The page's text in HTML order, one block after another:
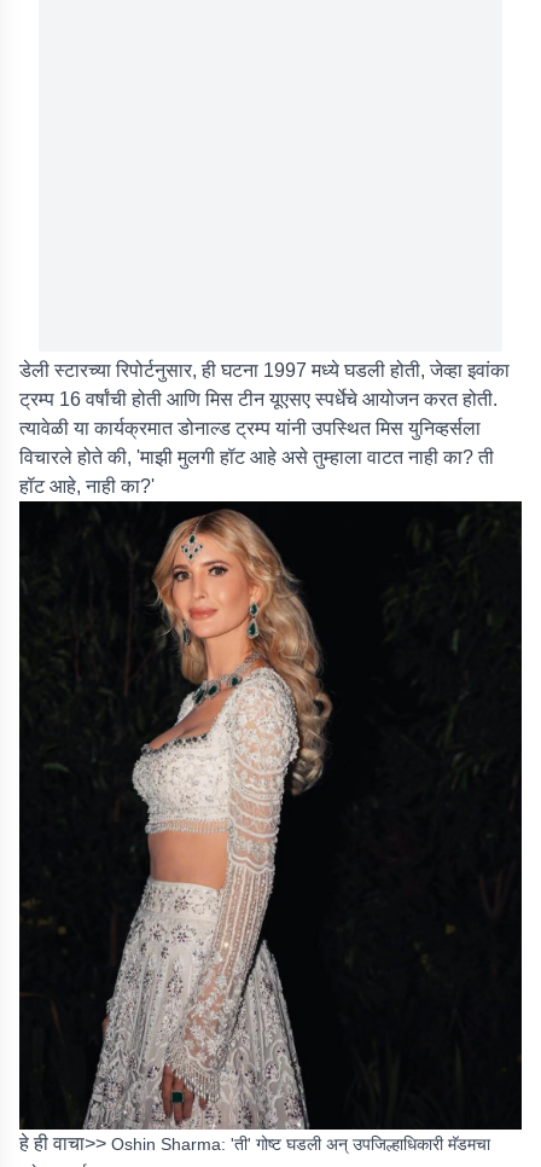
डेली स्टारच्या रिपोर्टनुसार, ही घटना 1997 मध्ये घडली होती, जेव्हा इवांका
ट्रम्प 16 वर्षांची होती आणि मिस टीन यूएसए स्पर्धेचे आयोजन करत होती.
त्यावेळी या कार्यक्रमात डोनाल्ड ट्रम्प यांनी उपस्थित मिस युनिव्हर्सला
विचारले होते की, 'माझी मुलगी हॉट आहे असे तुम्हाला वाटत नाही का? ती
हॉट आहे, नाही का?'
हे ही वाचा>> Oshin Sharma: 'ती' गोष्ट घडली अन् उपजिल्हाधिकारी मॅडमचा